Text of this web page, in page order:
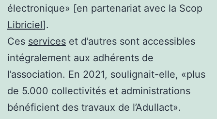
électronique» [en partenariat avec la Scop
Libriciel].
Ces services et d’autres sont accessibles
intégralement aux adhérents de
l’association. En 2021, soulignait-elle, «plus
de 5.000 collectivités et administrations
bénéficient des travaux de l’Adullact».